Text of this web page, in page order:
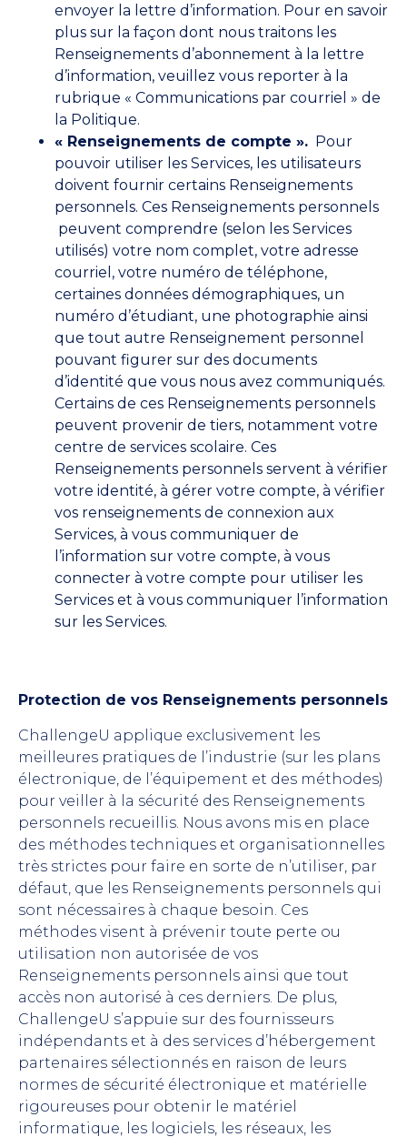
envoyer la lettre d’information. Pour en savoir
plus sur la façon dont nous traitons les
Renseignements d’abonnement à la lettre
d’information, veuillez vous reporter à la
rubrique « Communications par courriel » de
la Politique.
« Renseignements de compte ». Pour
pouvoir utiliser les Services, les utilisateurs
doivent fournir certains Renseignements
personnels. Ces Renseignements personnels
peuvent comprendre (selon les Services
utilisés) votre nom complet, votre adresse
courriel, votre numéro de téléphone,
certaines données démographiques, un
numéro d’étudiant, une photographie ainsi
que tout autre Renseignement personnel
pouvant figurer sur des documents
d’identité que vous nous avez communiqués.
Certains de ces Renseignements personnels
peuvent provenir de tiers, notamment votre
centre de services scolaire. Ces
Renseignements personnels servent à vérifier
votre identité, à gérer votre compte, à vérifier
vos renseignements de connexion aux
Services, à vous communiquer de
l’information sur votre compte, à vous
connecter à votre compte pour utiliser les
Services et à vous communiquer l’information
sur les Services.
Protection de vos Renseignements personnels
ChallengeU applique exclusivement les
meilleures pratiques de l’industrie (sur les plans
électronique, de l’équipement et des méthodes)
pour veiller à la sécurité des Renseignements
personnels recueillis. Nous avons mis en place
des méthodes techniques et organisationnelles
très strictes pour faire en sorte de n’utiliser, par
défaut, que les Renseignements personnels qui
sont nécessaires à chaque besoin. Ces
méthodes visent à prévenir toute perte ou
utilisation non autorisée de vos
Renseignements personnels ainsi que tout
accès non autorisé à ces derniers. De plus,
ChallengeU s’appuie sur des fournisseurs
indépendants et à des services d’hébergement
partenaires sélectionnés en raison de leurs
normes de sécurité électronique et matérielle
rigoureuses pour obtenir le matériel
informatique, les logiciels, les réseaux, les